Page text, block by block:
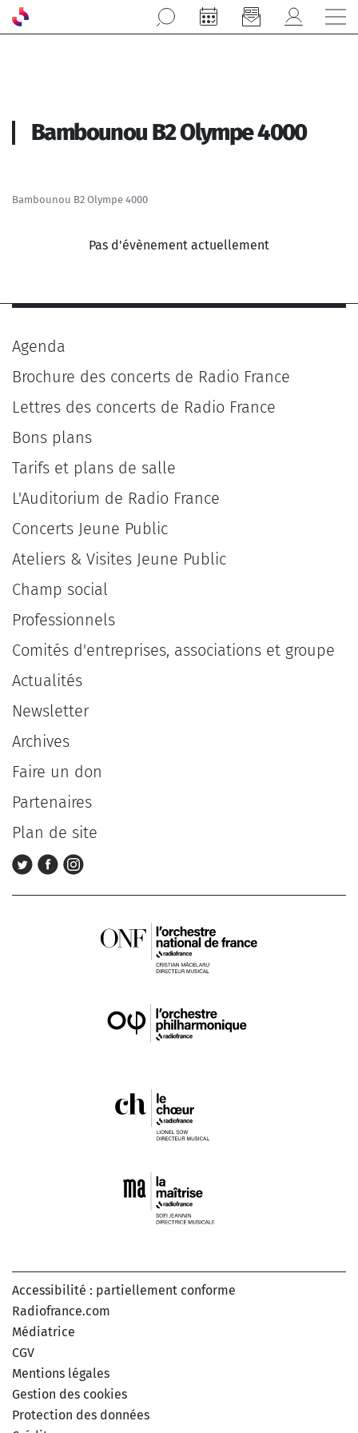
Aller au contenu principal
Bambounou B2 Olympe 4000
Bambounou B2 Olympe 4000
Pas d'évènement actuellement
Agenda
Brochure des concerts de Radio France
Lettres des concerts de Radio France
Bons plans
Tarifs et plans de salle
L'Auditorium de Radio France
Concerts Jeune Public
Ateliers & Visites Jeune Public
Champ social
Professionnels
Comités d'entreprises, associations et groupe
Actualités
Newsletter
Archives
Faire un don
Partenaires
Plan de site
Accessibilité : partiellement conforme
Radiofrance.com
Médiatrice
CGV
Mentions légales
Gestion des cookies
Protection des données